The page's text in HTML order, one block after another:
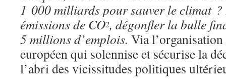
1 000 milliards pour sauver le climat
émissions de CO2, dégonfler la bulle
5 millions d’emplois. Via
européen qui solennise et sécurise la
l’abri des vicissitudes politiques